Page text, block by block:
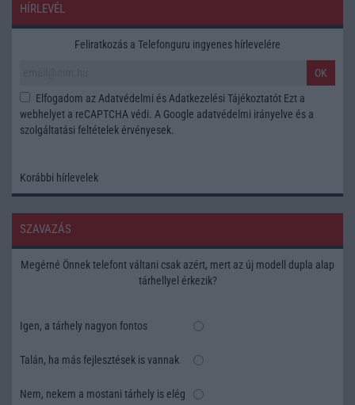
HÍRLEVÉL
Feliratkozás a Telefonguru ingyenes hírlevelére
OK
Elfogadom az Adatvédelmi és Adatkezelési Tájékoztatót Ezt a
webhelyet a reCAPTCHA védi. A Google adatvédelmi irányelve és a
szolgáltatási feltételek érvényesek.
Korábbi hírlevelek
SZAVAZÁS
Megérné Önnek telefont váltani csak azért, mert az új modell dupla alap
tárhellyel érkezik?
Igen, a tárhely nagyon fontos
Talán, ha más fejlesztések is vannak
Nem, nekem a mostani tárhely is elég